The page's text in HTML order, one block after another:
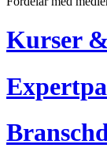
Kurser